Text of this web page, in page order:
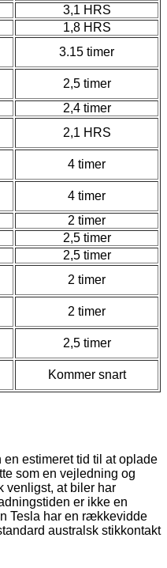
3,1 HRS
1,8 HRS
3.15 timer
2,5 timer
2,4 timer
2,1 HRS
4 timer
4 timer
2 timer
2,5 timer
2,5 timer
2 timer
2 timer
2,5 timer
Kommer snart
estimeret tid til at oplade
som en vejledning og
venligst, at biler har
er ikke en
Tesla har en rækkevidde
australsk stikkontakt